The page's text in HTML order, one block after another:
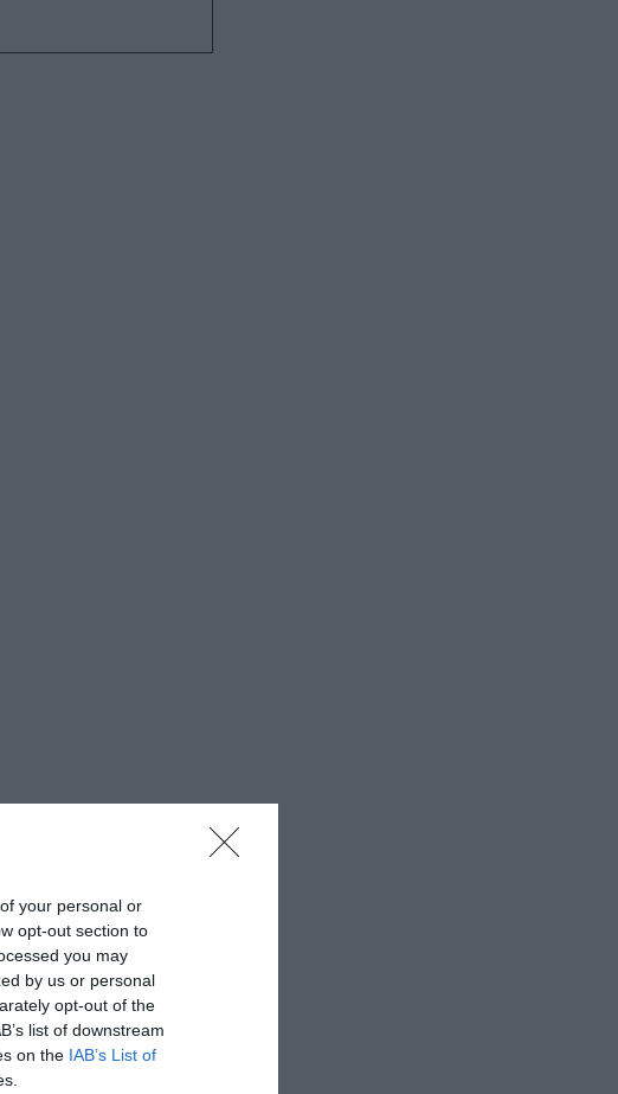
your personal or
opt-out section to
you may
by us or personal
opt-out of the
list of downstream
on the IAB’s List of